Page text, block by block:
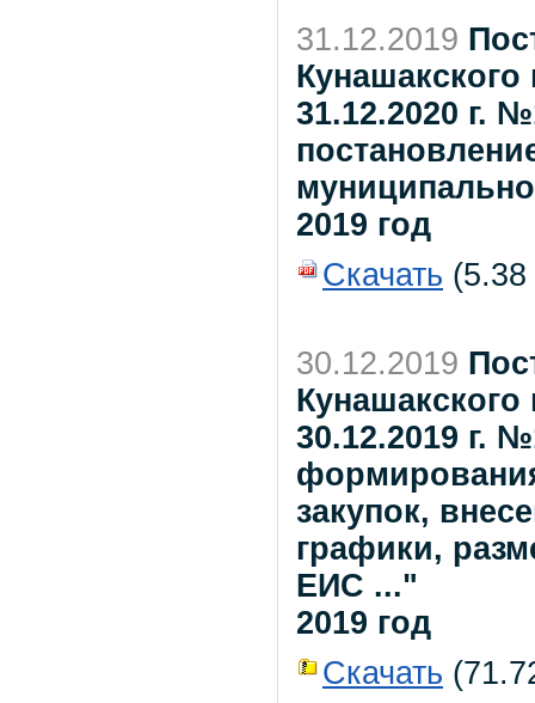
31.12.2019
31.12.2020 г.
2019 год
Скачать
30.12.2019
30.12.2019 г.
закупок,
графики,
ЕИС ..."
2019 год
Скачать